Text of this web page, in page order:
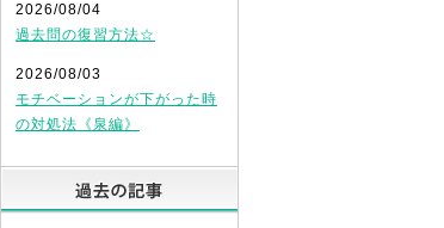
2026/08/04
過去問の復習方法☆
2026/08/03
モチベーションが下がった時
の対処法《泉編》